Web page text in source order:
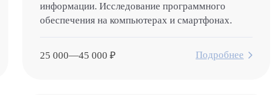
информации. Исследование программного
обеспечения на компьютерах и смартфонах.
25 000—45 000 ₽ Подробнее